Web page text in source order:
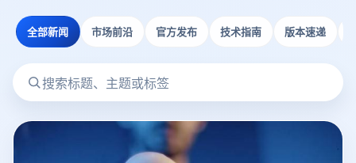
全部新闻 市场前沿 官方发布 技术指南 版本速递